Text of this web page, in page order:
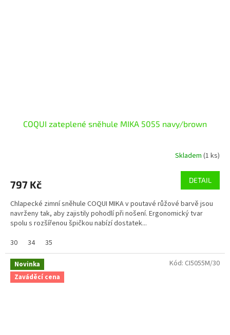
COQUI zateplené sněhule MIKA 5055 navy/brown
Skladem (1 ks)
797 Kč DETAIL
Chlapecké zimní sněhule COQUI MIKA v poutavé růžové barvě jsou
navrženy tak, aby zajistily pohodlí při nošení. Ergonomický tvar
spolu s rozšířenou špičkou nabízí dostatek...
30
34 35
Novinka
Zaváděcí cena
Kód: CI5055M/30